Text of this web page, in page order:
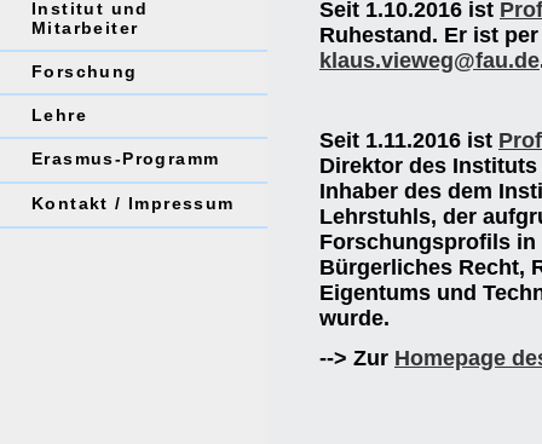
Institut und
Mitarbeiter
Forschung
Lehre
Erasmus-Programm
Kontakt / Impressum
Seit 1.10.2016 ist
Ruhestand. Er ist
klaus.vieweg@fau.de
Seit 1.11.2016 ist
Direktor des
Inhaber des dem
Lehrstuhls, der
Forschungsprofils in
Bürgerliches Recht,
Eigentums und
wurde.
--> Zur Homepage